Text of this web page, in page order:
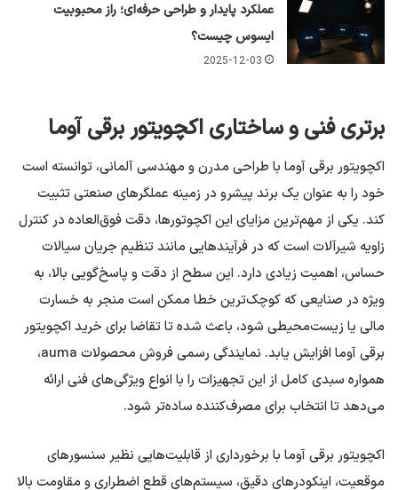
عملکرد پایدار و طراحی حرفه‌ای؛ راز محبوبیت
ایسوس چیست؟
2025-12-03
برتری فنی و ساختاری اکچویتور برقی آوما
اکچویتور برقی آوما با طراحی مدرن و مهندسی آلمانی، توانسته است
خود را به عنوان یک برند پیشرو در زمینه عملگرهای صنعتی تثبیت
کند. یکی از مهم‌ترین مزایای این اکچوتور‌ها، دقت فوق‌العاده در کنترل
زاویه شیرآلات است که در فرآیندهایی مانند تنظیم جریان سیالات
حساس، اهمیت زیادی دارد. این سطح از دقت و پاسخ‌گویی بالا، به
ویژه در صنایعی که کوچک‌ترین خطا ممکن است منجر به خسارت
مالی یا زیست‌محیطی شود، باعث شده تا تقاضا برای خرید اکچویتور
برقی آوما افزایش یابد. نمایندگی رسمی فروش محصولات auma،
همواره سبدی کامل از این تجهیزات را با انواع ویژگی‌های فنی ارائه
می‌دهد تا انتخاب برای مصرف‌کننده ساده‌تر شود.
اکچویتور برقی آوما با برخورداری از قابلیت‌هایی نظیر سنسورهای
موقعیت، اینکودرهای دقیق، سیستم‌های قطع اضطراری و مقاومت بالا